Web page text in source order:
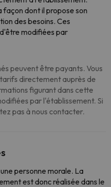
dont il propose son
des besoins. Ces
modifiées par
peuvent être payants. Vous
directement auprès de
figurant dans cette
par l'établissement. Si
pas à nous contacter.
personne morale. La
est donc réalisée dans le